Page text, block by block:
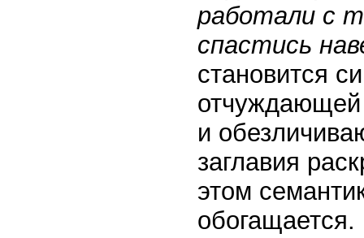
работали с
спастись
становится
отчуждающей
и
заглавия
этом
обогащается.